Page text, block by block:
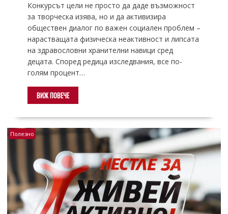
Конкурсът цели не просто да даде възможност
за творческа изява, но и да активизира
обществен диалог по важен социален проблем –
нарастващата физическа неактивност и липсата
на здравословни хранителни навици сред
децата. Според редица изследвания, все по-
голям процент…
ВИЖ ПОВЕЧЕ
Полезно